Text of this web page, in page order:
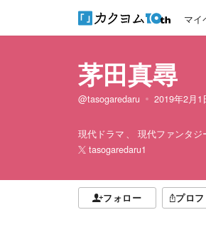
マイ
茅田真尋
@tasogaredaru 2019年2月1
現代ドラマ
現代ファンタジ
tasogaredaru1
フォロー プロ